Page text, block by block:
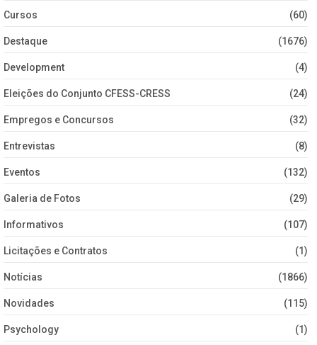
Cursos (60)
Destaque (1676)
Development (4)
Eleições do Conjunto CFESS-CRESS (24)
Empregos e Concursos (32)
Entrevistas (8)
Eventos (132)
Galeria de Fotos (29)
Informativos (107)
Licitações e Contratos (1)
Notícias (1866)
Novidades (115)
Psychology (1)